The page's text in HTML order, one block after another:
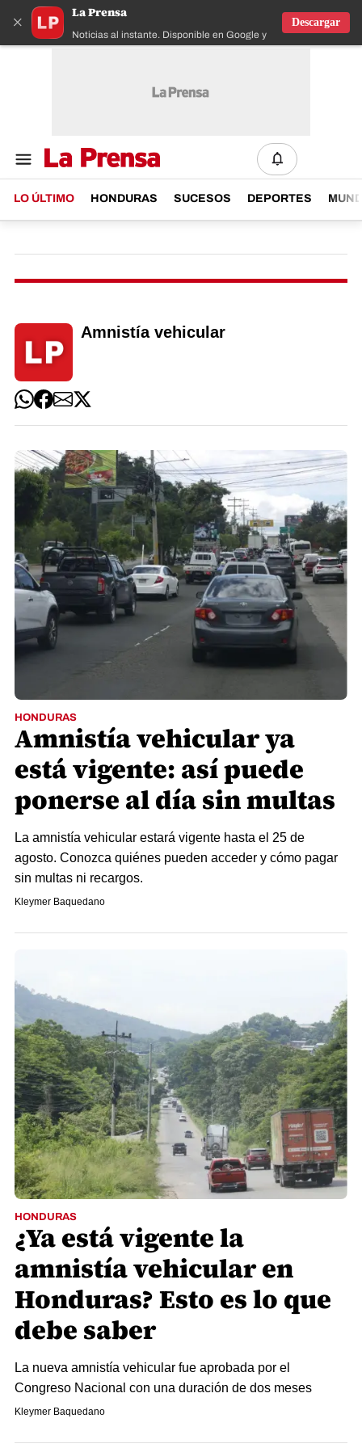
×
La Prensa
Noticias al instante. Disponible en Google y IOS
Descargar
LO ÚLTIMO HONDURAS SUCESOS DEPORTES
Amnistía vehicular
HONDURAS
Amnistía vehicular ya
está vigente: así puede
ponerse al día sin multas
La amnistía vehicular estará vigente hasta el 25 de
agosto. Conozca quiénes pueden acceder y cómo pagar
sin multas ni recargos.
Kleymer Baquedano
HONDURAS
¿Ya está vigente la
amnistía vehicular en
Honduras? Esto es lo que
debe saber
La nueva amnistía vehicular fue aprobada por el
Congreso Nacional con una duración de dos meses
Kleymer Baquedano